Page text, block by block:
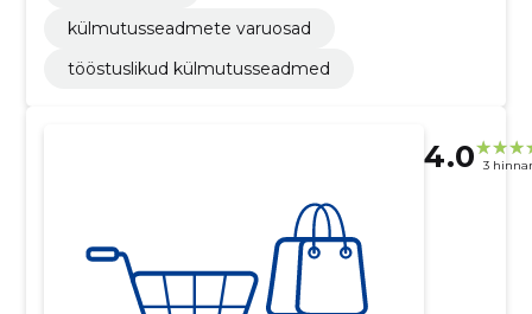
külmutusseadmete varuosad
tööstuslikud külmutusseadmed
4.0 3